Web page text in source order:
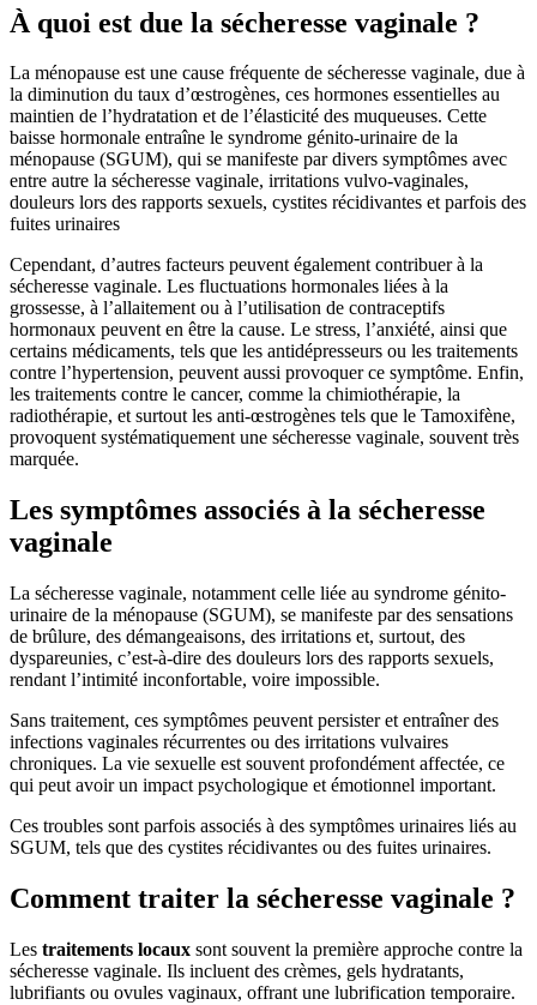
À quoi est due la sécheresse vaginale ?
La ménopause est une cause fréquente de sécheresse vaginale, due à
la diminution du taux d’œstrogènes, ces hormones essentielles au
maintien de l’hydratation et de l’élasticité des muqueuses. Cette
baisse hormonale entraîne le syndrome génito-urinaire de la
ménopause (SGUM), qui se manifeste par divers symptômes avec
entre autre la sécheresse vaginale, irritations vulvo-vaginales,
douleurs lors des rapports sexuels, cystites récidivantes et parfois des
fuites urinaires
Cependant, d’autres facteurs peuvent également contribuer à la
sécheresse vaginale. Les fluctuations hormonales liées à la
grossesse, à l’allaitement ou à l’utilisation de contraceptifs
hormonaux peuvent en être la cause. Le stress, l’anxiété, ainsi que
certains médicaments, tels que les antidépresseurs ou les traitements
contre l’hypertension, peuvent aussi provoquer ce symptôme. Enfin,
les traitements contre le cancer, comme la chimiothérapie, la
radiothérapie, et surtout les anti-œstrogènes tels que le Tamoxifène,
provoquent systématiquement une sécheresse vaginale, souvent très
marquée.
Les symptômes associés à la sécheresse
vaginale
La sécheresse vaginale, notamment celle liée au syndrome génito-
urinaire de la ménopause (SGUM), se manifeste par des sensations
de brûlure, des démangeaisons, des irritations et, surtout, des
dyspareunies, c’est-à-dire des douleurs lors des rapports sexuels,
rendant l’intimité inconfortable, voire impossible.
Sans traitement, ces symptômes peuvent persister et entraîner des
infections vaginales récurrentes ou des irritations vulvaires
chroniques. La vie sexuelle est souvent profondément affectée, ce
qui peut avoir un impact psychologique et émotionnel important.
Ces troubles sont parfois associés à des symptômes urinaires liés au
SGUM, tels que des cystites récidivantes ou des fuites urinaires.
Comment traiter la sécheresse vaginale ?
Les traitements locaux sont souvent la première approche contre la
sécheresse vaginale. Ils incluent des crèmes, gels hydratants,
lubrifiants ou ovules vaginaux, offrant une lubrification temporaire.